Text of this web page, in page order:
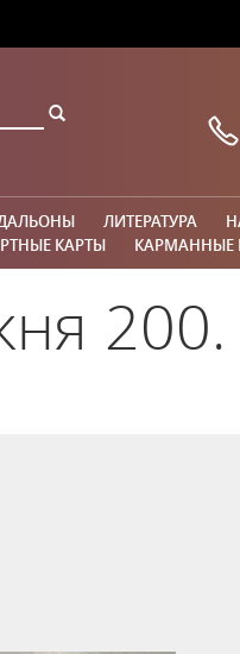
ЛИТЕРАТУРА
КАРТЫ КАРМАННЫЕ
200.